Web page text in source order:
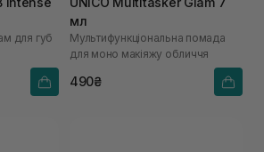
для губ
мл
Мультифункціональна помада
для моно макіяжу обличчя
490₴